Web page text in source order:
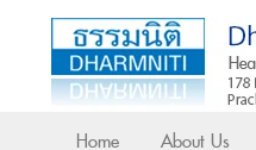
Home About Us